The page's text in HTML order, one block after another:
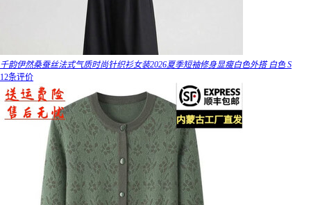
千韵伊然桑蚕丝法式气质时尚针织衫女装2026夏季短袖修身显瘦白色外搭 白色 S
12条评价